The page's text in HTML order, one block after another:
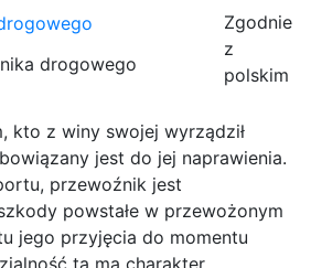
drogowego
Zgodnie
z
polskim
kto z winy swojej wyrządził
jest do jej naprawienia.
przewoźnik jest
powstałe w przewożonym
jego przyjęcia do momentu